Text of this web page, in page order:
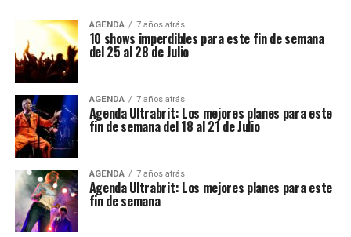
AGENDA 7 años atrás
10 shows imperdibles para este fin de semana
del 25 al 28 de Julio
AGENDA 7 años atrás
Agenda Ultrabrit: Los mejores planes para este
fin de semana del 18 al 21 de Julio
AGENDA 7 años atrás
Agenda Ultrabrit: Los mejores planes para este
fin de semana